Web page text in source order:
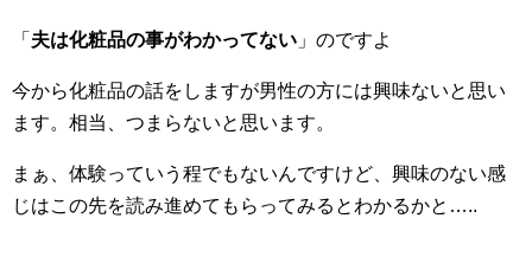
「 夫は化粧品の事がわかってない 」のですよ
今から化粧品の話をしますが男性の方には興味ないと思い
ます。相当、つまらないと思います。
まぁ、体験っていう程でもないんですけど、興味のない感
じはこの先を読み進めてもらってみるとわかるかと…..